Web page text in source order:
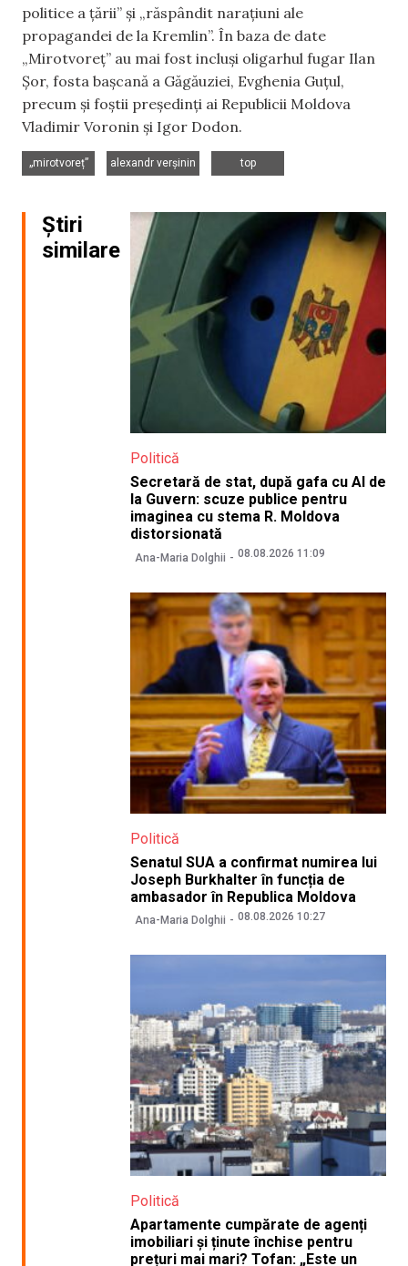
politice a țării” și „răspândit narațiuni ale
propagandei de la Kremlin”. În baza de date
„Mirotvoreț” au mai fost incluși oligarhul fugar Ilan
Șor, fosta bașcană a Găgăuziei, Evghenia Guțul,
precum și foștii președinți ai Republicii Moldova
Vladimir Voronin și Igor Dodon.
„mirotvoreț”
alexandr verșinin
top
Știri
similare
Politică
Secretară de stat, după gafa cu AI de
la Guvern: scuze publice pentru
imaginea cu stema R. Moldova
distorsionată
Ana-Maria Dolghii 08.08.2026 11:09
Politică
Senatul SUA a confirmat numirea lui
Joseph Burkhalter în funcția de
ambasador în Republica Moldova
Ana-Maria Dolghii 08.08.2026 10:27
Politică
Apartamente cumpărate de agenți
imobiliari și ținute închise pentru
prețuri mai mari? Tofan: „Este un